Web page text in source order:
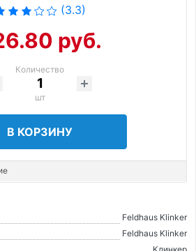
(3.3)
руб.
Количество
шт
В КОРЗИНУ
Feldhaus Klinker
Feldhaus Klinker